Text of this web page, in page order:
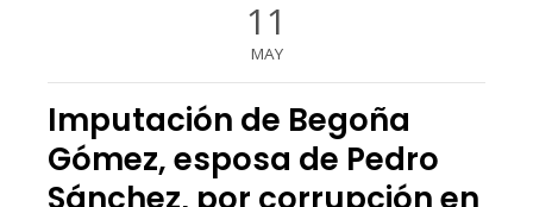
11
MAY
Imputación de Begoña
Gómez, esposa de Pedro